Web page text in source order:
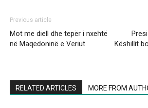
Previous article
Mot me diell dhe tepër i nxehtë
në Maqedoninë e Veriut
Këshillit
RELATED ARTICLES MORE FROM